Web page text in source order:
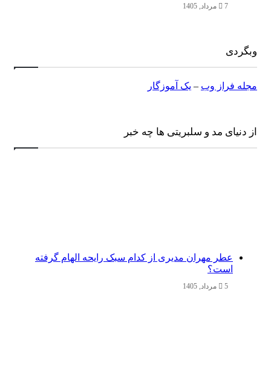
7 مرداد, 1405
وبگردی
مجله فراز وب– یک آموزگار
از دنیای مد و سلبریتی ها چه خبر
عطر مهران مدیری از کدام سبک رایحه الهام گرفته
است؟
5 مرداد, 1405